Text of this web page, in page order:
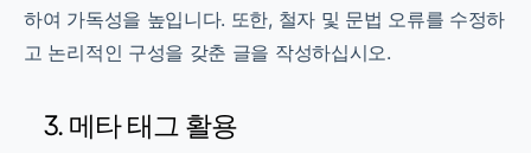
하여 가독성을 높입니다. 또한, 철자 및 문법 오류를 수정하
고 논리적인 구성을 갖춘 글을 작성하십시오.
3. 메타 태그 활용